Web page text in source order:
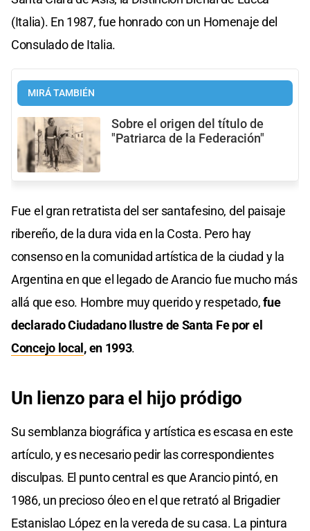
(Italia). En 1987, fue honrado con un Homenaje del
Consulado de Italia.
MIRÁ TAMBIÉN
Sobre el origen del título de
"Patriarca de la Federación"
Fue el gran retratista del ser santafesino, del paisaje
ribereño, de la dura vida en la Costa. Pero hay
consenso en la comunidad artística de la ciudad y la
Argentina en que el legado de Arancio fue mucho más
allá que eso. Hombre muy querido y respetado,fue
declarado Ciudadano Ilustre de Santa Fe por el
Concejo local, en 1993.
Un lienzo para el hijo pródigo
Su semblanza biográfica y artística es escasa en este
artículo, y es necesario pedir las correspondientes
disculpas. El punto central es que Arancio pintó, en
1986, un precioso óleo en el que retrató al Brigadier
Estanislao López en la vereda de su casa. La pintura